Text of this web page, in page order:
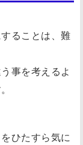
ることは、難
事を考えるよ
ひたすら気に